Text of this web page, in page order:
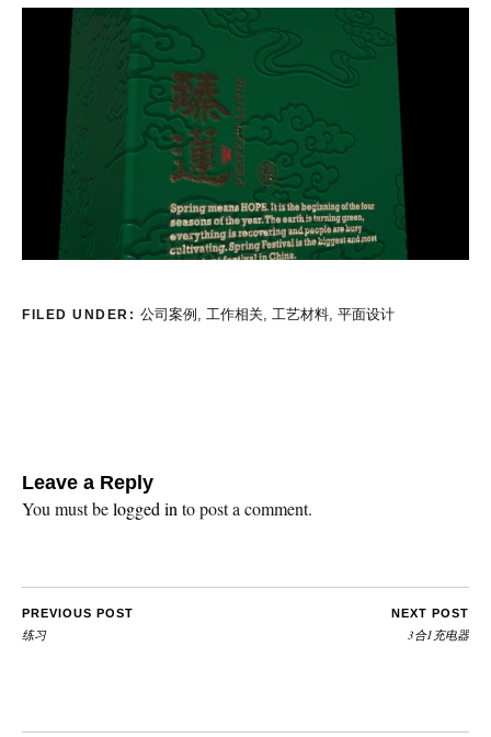
FILED UNDER: 公司案例 工作相关, 工艺材料, 平面设计
Leave a Reply
You must belogged in to post a comment.
PREVIOUS POST
练习
NEXT POST
3合1充电器